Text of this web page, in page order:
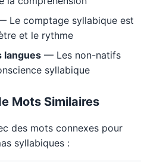
Le comptage syllabique est
et le rythme
langues — Les non-natifs
syllabique
Mots Similaires
des mots connexes pour
syllabiques :